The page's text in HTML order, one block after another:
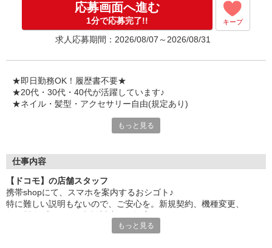
お友達を紹介頂くと,
インセンティブ支給(規定有)
゜・。○。・゜+゜・。○。・゜+゜
応募画面へ進む
1分で応募完了!! キープ
求人応募期間：2026/08/07～2026/08/31
★即日勤務OK！履歴書不要★
★20代・30代・40代が活躍しています♪
★ネイル・髪型・アクセサリー自由(規定あり)
各キャリアの新機種が特別価格で購入OK！！
特別割引価格でご利用可能☆
お得に過ごしたいあなたの味方です♪
【選べるお仕事いろいろ】
もっと見る
仕事内容
【ドコモ】の店舗スタッフ
携帯shopにて、スマホを案内するおシゴト♪
特に難しい説明もないので、ご安心を。新規契約、機種変更、
もっと見る